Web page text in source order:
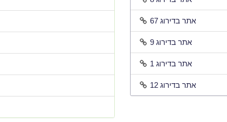
אתר בדירוג 67
אתר בדירוג 9
אתר בדירוג 1
אתר בדירוג 12